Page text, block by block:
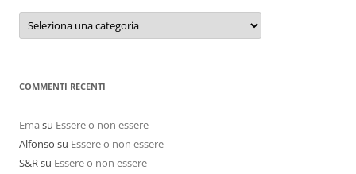
Categorie
autori
COMMENTI RECENTI
Ema su Essere o non essere
Alfonso su Essere o non essere
S&Rsu Essere o non essere